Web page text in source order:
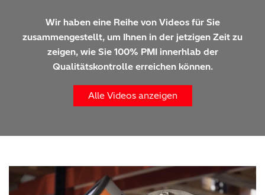
Wir haben eine Reihe von Videos für Sie
zusammengestellt, um Ihnen in der jetzigen Zeit zu
zeigen, wie Sie 100% PMI innerhlab der
Qualitätskontrolle erreichen können.
Alle Videos anzeigen